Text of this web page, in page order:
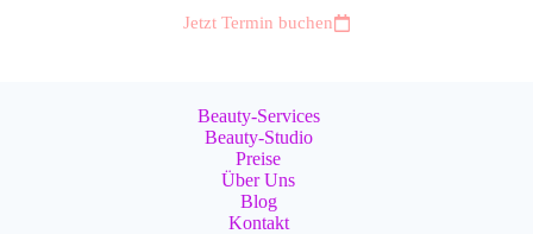
Jetzt Termin buchen
Beauty-Services
Beauty-Studio
Preise
Über Uns
Blog
Kontakt